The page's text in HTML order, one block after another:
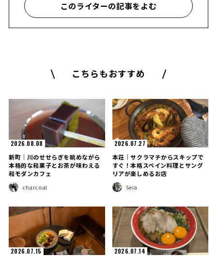
このライターの記事をよむ
こちらもおすすめ
2026.08.08
新町｜川のせせらぎを眺めながら
本格的な和菓子とお茶が味わえる
和モダンカフェ
charcoal
2026.07.27
本荘｜サクラマチからスキップで
すぐ！本格スペイン料理とサング
リアが楽しめるお店
Seia
2026.07.15
2026.07.14